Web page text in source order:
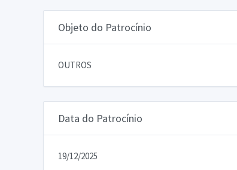
Objeto do Patrocínio
OUTROS
Data do Patrocínio
19/12/2025